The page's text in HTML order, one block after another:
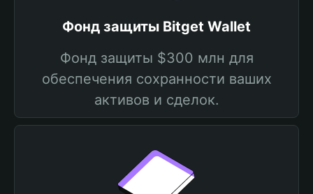
Фонд защиты Bitget Wallet
Фонд защиты $300 млн для
обеспечения сохранности ваших
активов и сделок.